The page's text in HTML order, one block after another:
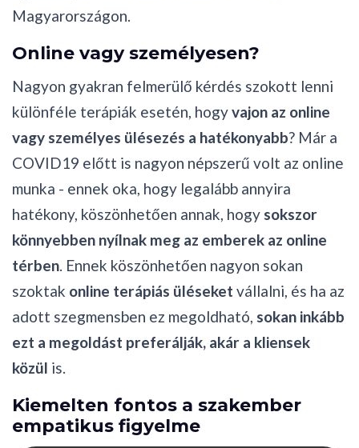
Magyarországon.
Online vagy személyesen?
Nagyon gyakran felmerülő kérdés szokott lenni
különféle terápiák esetén, hogyvajon az online
vagy személyes ülésezés a hatékonyabb? Már a
COVID19 előtt is nagyon népszerű volt az online
munka - ennek oka, hogy legalább annyira
hatékony, köszönhetően annak, hogy sokszor
könnyebben nyílnak meg az emberek az online
térben. Ennek köszönhetően nagyon sokan
szoktak online terápiás üléseket vállalni, és ha az
adott szegmensben ez megoldható, sokan inkább
ezt a megoldást preferálják, akár a kliensek
közül is.
Kiemelten fontos a szakember
empatikus figyelme